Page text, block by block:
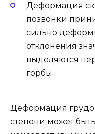
Деформация
позвонки
сильно
отклонения
выделяются
горбы.
Деформация
степени может